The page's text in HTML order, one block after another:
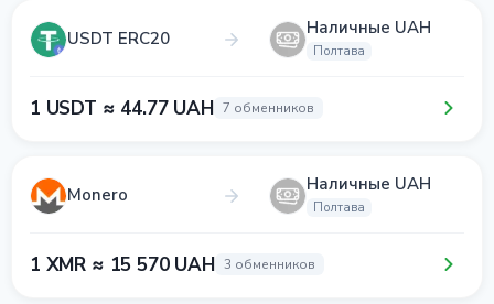
USDT ERC20 Наличные UAH
Полтава
1 USDT ≈ 44.77 UAH 7 обменников
Monero Наличные UAH
Полтава
1 XMR ≈ 15 570 UAH 3 обменников